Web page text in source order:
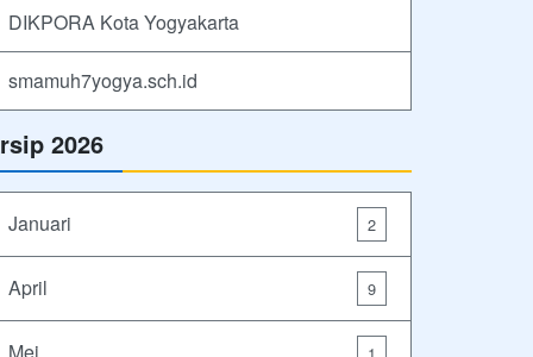
DIKPORA Kota Yogyakarta
smamuh7yogya.sch.id
2026
Januari 2
April 9